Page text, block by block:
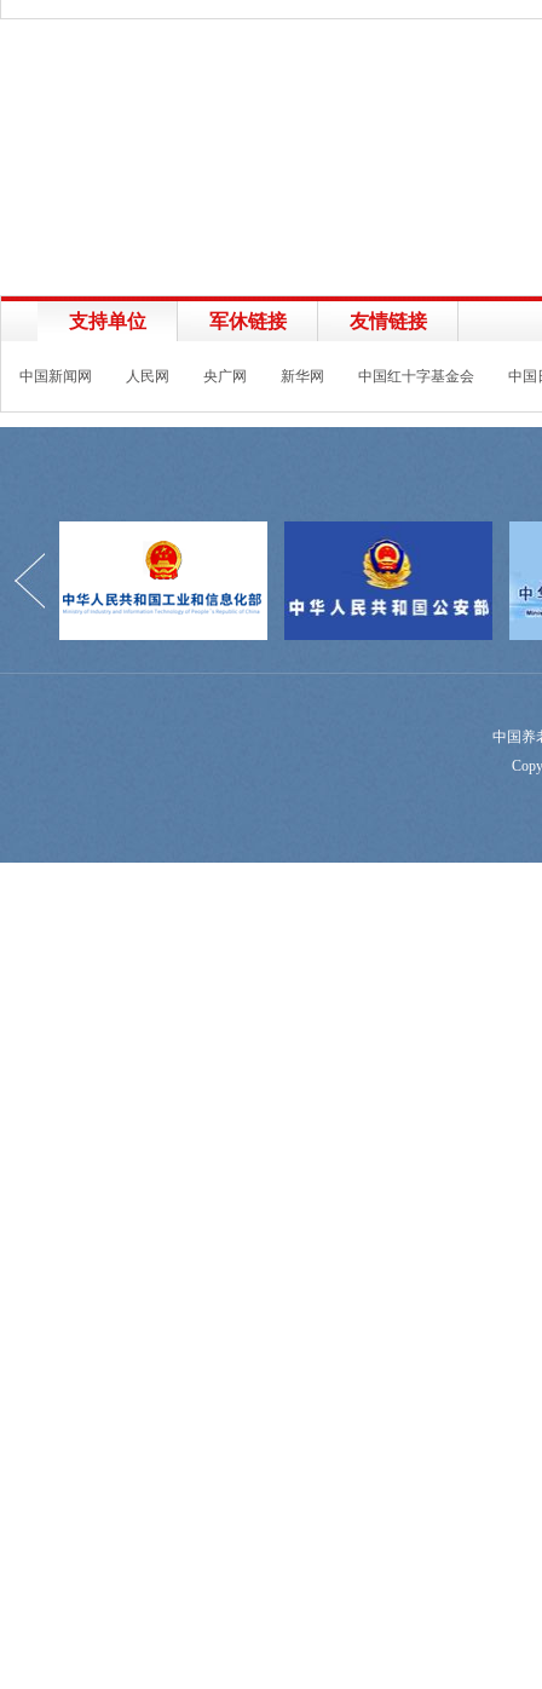
支持单位 军休链接 友情链接
中国新闻网 人民网 央广网 新华网 中国红十字基金会 中国
中国养